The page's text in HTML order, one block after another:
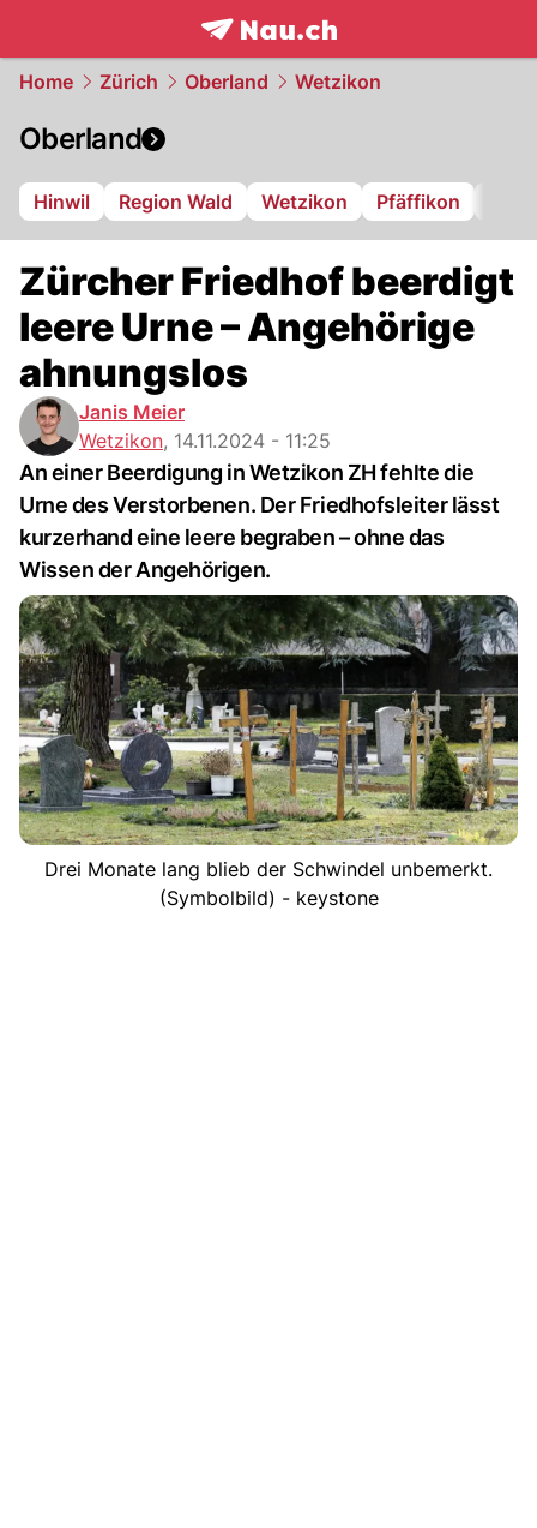
frontpage.NAU.ch
Home Zürich Oberland Wetzikon
Oberland
Hinwil Region Wald Wetzikon Pfäffikon
Zürcher Friedhof beerdigt
leere Urne – Angehörige
ahnungslos
Janis Meier
Wetzikon, 14.11.2024 - 11:25
An einer Beerdigung in Wetzikon ZH fehlte die
Urne des Verstorbenen. Der Friedhofsleiter lässt
kurzerhand eine leere begraben – ohne das
Wissen der Angehörigen.
Drei Monate lang blieb der Schwindel unbemerkt.
(Symbolbild) - keystone